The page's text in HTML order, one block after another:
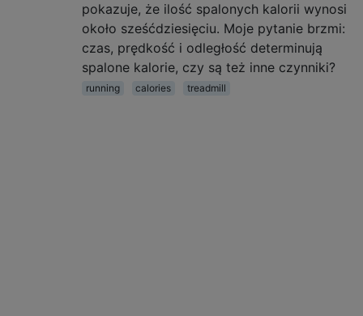
pokazuje, że ilość spalonych kalorii wynosi
około sześćdziesięciu. Moje pytanie brzmi:
czas, prędkość i odległość determinują
spalone kalorie, czy są też inne czynniki?
running calories treadmill